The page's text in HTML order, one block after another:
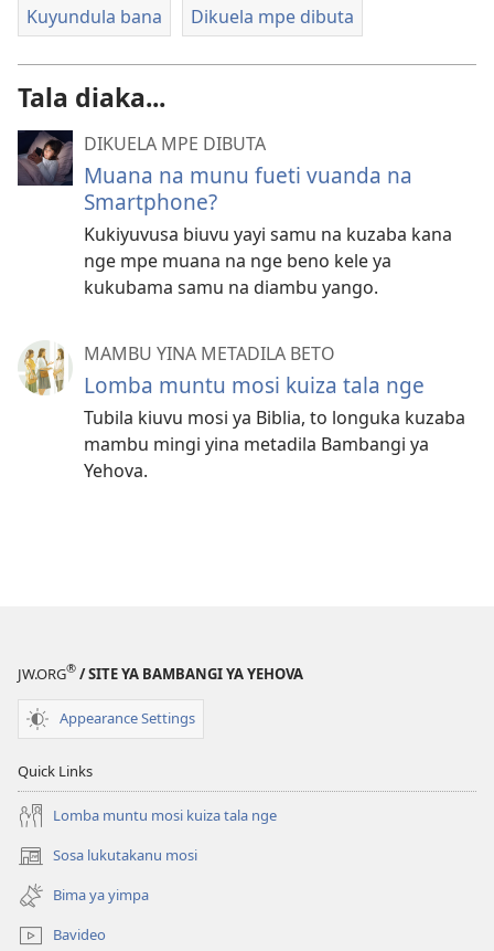
Kuyundula bana Dikuela mpe dibuta
Tala diaka...
DIKUELA MPE DIBUTA
Muana na munu fueti vuanda na
Smartphone?
Kukiyuvusa biuvu yayi samu na kuzaba kana
nge mpe muana na nge beno kele ya
kukubama samu na diambu yango.
MAMBU YINA METADILA BETO
Lomba muntu mosi kuiza tala nge
Tubila kiuvu mosi ya Biblia, to longuka kuzaba
mambu mingi yina metadila Bambangi ya
Yehova.
JW.ORG® / SITE YA BAMBANGI YA YEHOVA
Appearance Settings
Quick Links
Lomba muntu mosi kuiza tala nge
Sosa lukutakanu mosi
(opens
new
window)
Bima ya yimpa
Bavideo